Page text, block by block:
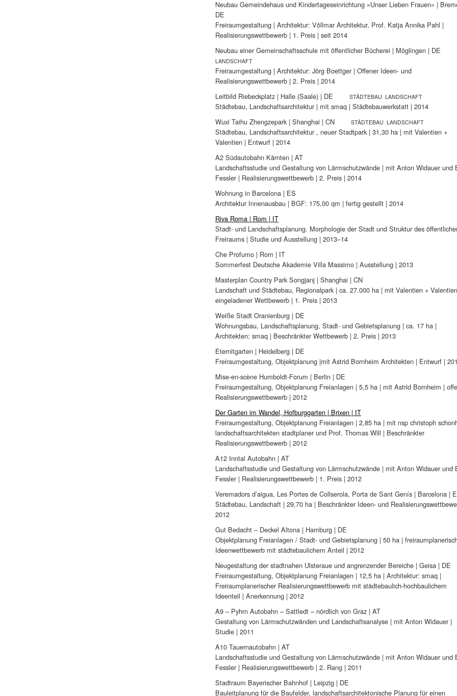
Neubau Gemeindehaus und Kindertageseinrichtung »Unser Lieben Frauen« |
DE
Freiraumgestaltung | Architektur: Völlmar Architektur, Prof. Katja Annika Pahl |
Realisierungswettbewerb | 1. Preis | seit 2014
Neubau einer Gemeinschaftsschule mit öffentlicher Bücherei | Möglingen | DE
LANDSCHAFT
Freiraumgestaltung | Architektur: Jörg Boettger | Offener Ideen- und
Realisierungswettbewerb | 2. Preis | 2014
Leitbild Riebeckplatz | Halle (Saale) | DE
STÄDTEBAU LANDSCHAFT
Städtebau, Landschaftsarchitektur | mit smaq | Städtebauwerkstatt | 2014
Wuxi Taihu Zhengzepark | Shanghai | CN
STÄDTEBAU LANDSCHAFT
Städtebau, Landschaftsarchitektur , neuer Stadtpark | 31,30 ha | mit Valentien +
Valentien | Entwurf | 2014
A2 Südautobahn Kärnten | AT
Landschaftsstudie und Gestaltung von Lärmschutzwände | mit Anton Widauer und
Fessler | Realisierungswettbewerb | 2. Preis | 2014
Wohnung in Barcelona | ES
Architektur Innenausbau | BGF: 175,00 qm | fertig gestellt | 2014
Riva Roma | Rom | IT
Stadt- und Landschaftsplanung. Morphologie der Stadt und Struktur des
Freiraums | Studie und Ausstellung | 2013–14
Che Profumo | Rom | IT
Sommerfest Deutsche Akademie Villa Massimo | Ausstellung | 2013
Masterplan Country Park Songjanj | Shanghai | CN
Landschaft und Städtebau, Regionalpark | ca. 27.000 ha | mit Valentien +
eingeladener Wettbewerb | 1. Preis | 2013
Weiße Stadt Oranienburg | DE
Wohnungsbau, Landschaftsplanung, Stadt- und Gebietsplanung | ca. 17 ha |
Architekten: smaq | Beschränkter Wettbewerb | 2. Preis | 2013
Eternitgarten | Heidelberg | DE
Freiraumgestaltung, Objektplanung |mit Astrid Bornheim Architekten | Entwurf |
Mise-en-scène Humboldt-Forum | Berlin | DE
Freiraumgestaltung, Objektplanung Freianlagen | 5,5 ha | mit Astrid Bornheim |
Realisierungswettbewerb | 2012
Der Garten im Wandel, Hofburggarten | Brixen | IT
Freiraumgestaltung, Objektplanung Freianlagen | 2,85 ha | mit nsp christoph
landschaftsarchitekten stadtplaner und Prof. Thomas Will | Beschränkter
Realisierungswettbewerb | 2012
A12 Inntal Autobahn | AT
Landschaftsstudie und Gestaltung von Lärmschutzwände | mit Anton Widauer und
Fessler | Realisierungswettbewerb | 1. Preis | 2012
Veremadors d’aigua, Les Portes de Collserola, Porta de Sant Genís | Barcelona |
Städtebau, Landschaft | 29,70 ha | Beschränkter Ideen- und
2012
Gut Bedacht – Deckel Altona | Hamburg | DE
Objektplanung Freianlagen / Stadt- und Gebietsplanung | 50 ha |
Ideenwettbewerb mit städtebaulichem Anteil | 2012
Neugestaltung der stadtnahen Ulsteraue und angrenzender Bereiche | Geisa | DE
Freiraumgestaltung, Objektplanung Freianlagen | 12,5 ha | Architektur: smaq |
Freiraumplanerischer Realisierungswettbewerb mit städtebaulich-hochbaulichem
Ideenteil | Anerkennung | 2012
A9 – Pyhrn Autobahn – Sattledt – nördlich von Graz | AT
Gestaltung von Lärmschutzwänden und Landschaftsanalyse | mit Anton Widauer |
Studie | 2011
A10 Tauernautobahn | AT
Landschaftsstudie und Gestaltung von Lärmschutzwände | mit Anton Widauer und
Fessler | Realisierungswettbewerb | 2. Rang | 2011
Stadtraum Bayerischer Bahnhof | Leipzig | DE
Bauleitplanung für die Baufelder, landschaftsarchitektonische Planung für einen